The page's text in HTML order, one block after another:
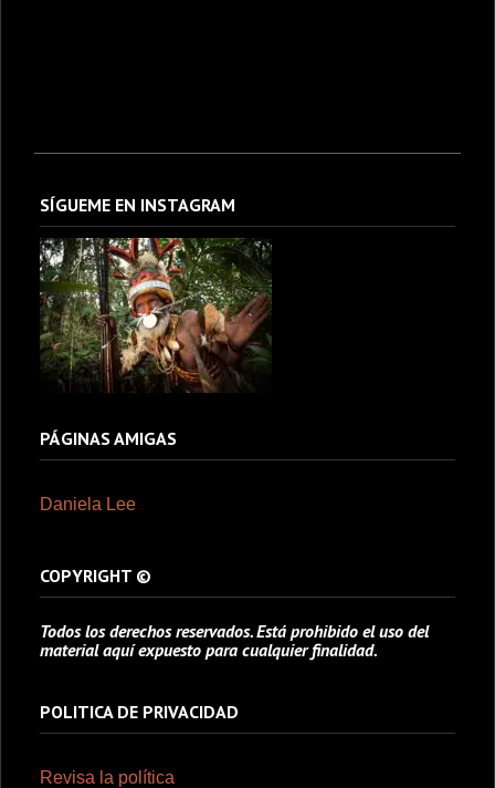
SÍGUEME EN INSTAGRAM
PÁGINAS AMIGAS
Daniela Lee
COPYRIGHT ©
Todos los derechos reservados. Está prohibido el uso del
material aquí expuesto para cualquier finalidad.
POLITICA DE PRIVACIDAD
Revisa la política